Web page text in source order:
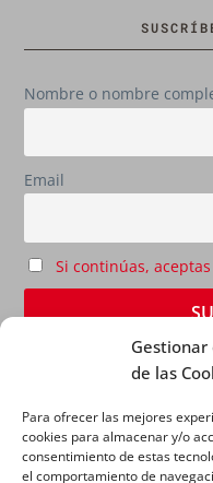
de las
Para ofrecer las mejores
cookies para almacenar y/o
consentimiento de estas
el comportamiento de
Nombre o nombre
Email
Si continúas,